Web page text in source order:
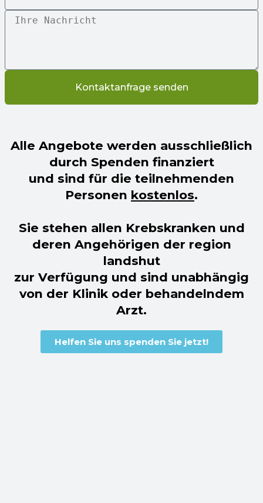
Kontaktanfrage senden
Alle Angebote werden ausschließlich
durch Spenden finanziert
und sind für die teilnehmenden
Personen kostenlos.
Sie stehen allen Krebskranken und
deren Angehörigen der region
landshut
zur Verfügung und sind unabhängig
von der Klinik oder behandelndem
Arzt.
Helfen Sie uns spenden Sie jetzt!